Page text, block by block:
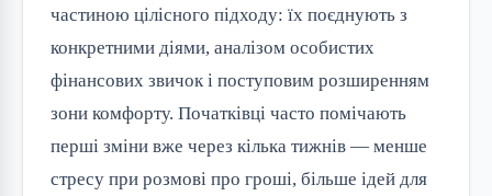
частиною цілісного підходу: їх поєднують з
конкретними діями, аналізом особистих
фінансових звичок і поступовим розширенням
зони комфорту. Початківці часто помічають
перші зміни вже через кілька тижнів — менше
стресу при розмові про гроші, більше ідей для